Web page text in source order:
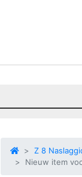
Z 8
Nieuw item